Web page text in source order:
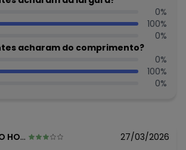
TEXTIL LTDA / CNPJ 75.364.570/0007-55
do produto: Lavagem A Mão.
40°C Não Alvejar Não Secar Em
Na Horizontal Não Passar Não Limpar A
0%
100%
0%
acharam do comprimento?
0%
100%
0%
- MG 27/03/2026